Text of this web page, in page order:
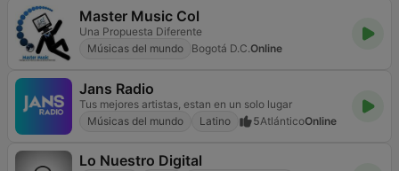
Master Music Col
Una Propuesta Diferente
Músicas del mundo
Bogotá D.C.Online
Jans Radio
Tus mejores artistas, estan en un solo lugar
Músicas del mundo
Latino 5AtlánticoOnline
Lo Nuestro Digital